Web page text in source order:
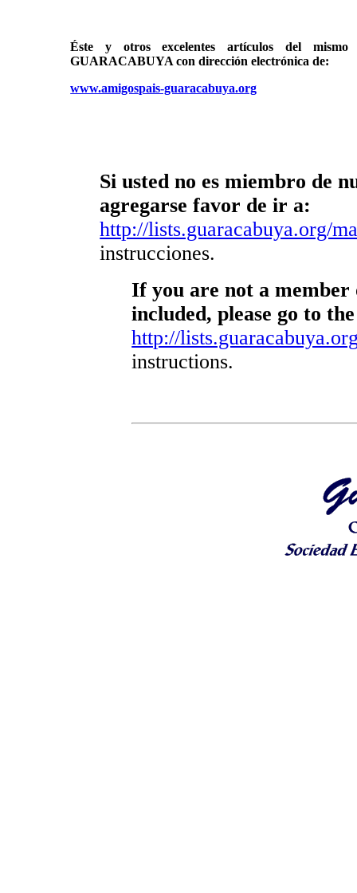
Éste y otros excelentes artículos del
GUARACABUYA con dirección electrónica de:
www.amigospais-guaracabuya.org
Si usted no es miembro de
agregarse favor de ir a:
http://lists.guaracabuya.org/
instrucciones.
If you are not a
included, please go to
http://
instructions.